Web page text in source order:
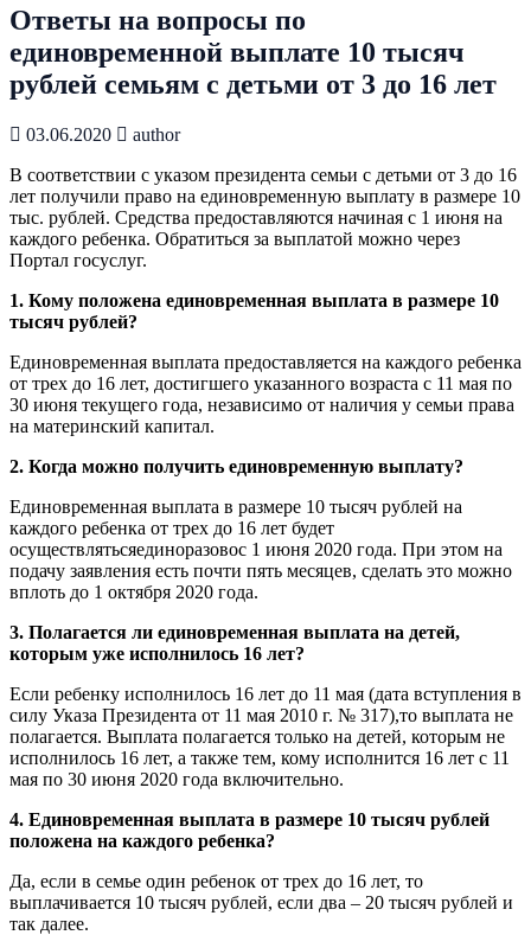
Ответы на вопросы по
единовременной выплате 10 тысяч
рублей семьям с детьми от 3 до 16 лет
03.06.2020
author
В соответствии с указом президента семьи с детьми от 3 до 16
лет получили право на единовременную выплату в размере 10
тыс. рублей. Средства предоставляются начиная с 1 июня на
каждого ребенка. Обратиться за выплатой можно через
Портал госуслуг.
1. Кому положена единовременная выплата в размере 10
тысяч рублей?
Единовременная выплата предоставляется на каждого ребенка
от трех до 16 лет, достигшего указанного возраста с 11 мая по
30 июня текущего года, независимо от наличия у семьи права
на материнский капитал.
2. Когда можно получить единовременную выплату?
Единовременная выплата в размере 10 тысяч рублей на
каждого ребенка от трех до 16 лет будет
осуществлятьсяединоразовос 1 июня 2020 года. При этом на
подачу заявления есть почти пять месяцев, сделать это можно
вплоть до 1 октября 2020 года.
3. Полагается ли единовременная выплата на детей,
которым уже исполнилось 16 лет?
Если ребенку исполнилось 16 лет до 11 мая (дата вступления в
силу Указа Президента от 11 мая 2010 г. № 317),то выплата не
полагается. Выплата полагается только на детей, которым не
исполнилось 16 лет, а также тем, кому исполнится 16 лет с 11
мая по 30 июня 2020 года включительно.
4. Единовременная выплата в размере 10 тысяч рублей
положена на каждого ребенка?
Да, если в семье один ребенок от трех до 16 лет, то
выплачивается 10 тысяч рублей, если два – 20 тысяч рублей и
так далее.